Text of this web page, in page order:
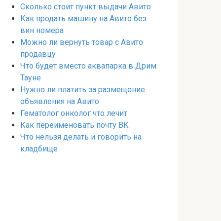
Сколько стоит пункт выдачи Авито
Как продать машину на Авито без
вин номера
Можно ли вернуть товар с Авито
продавцу
Что будет вместо аквапарка в Дрим
Тауне
Нужно ли платить за размещение
объявления на Авито
Гематолог онколог что лечит
Как переименовать почту ВК
Что нельзя делать и говорить на
кладбище